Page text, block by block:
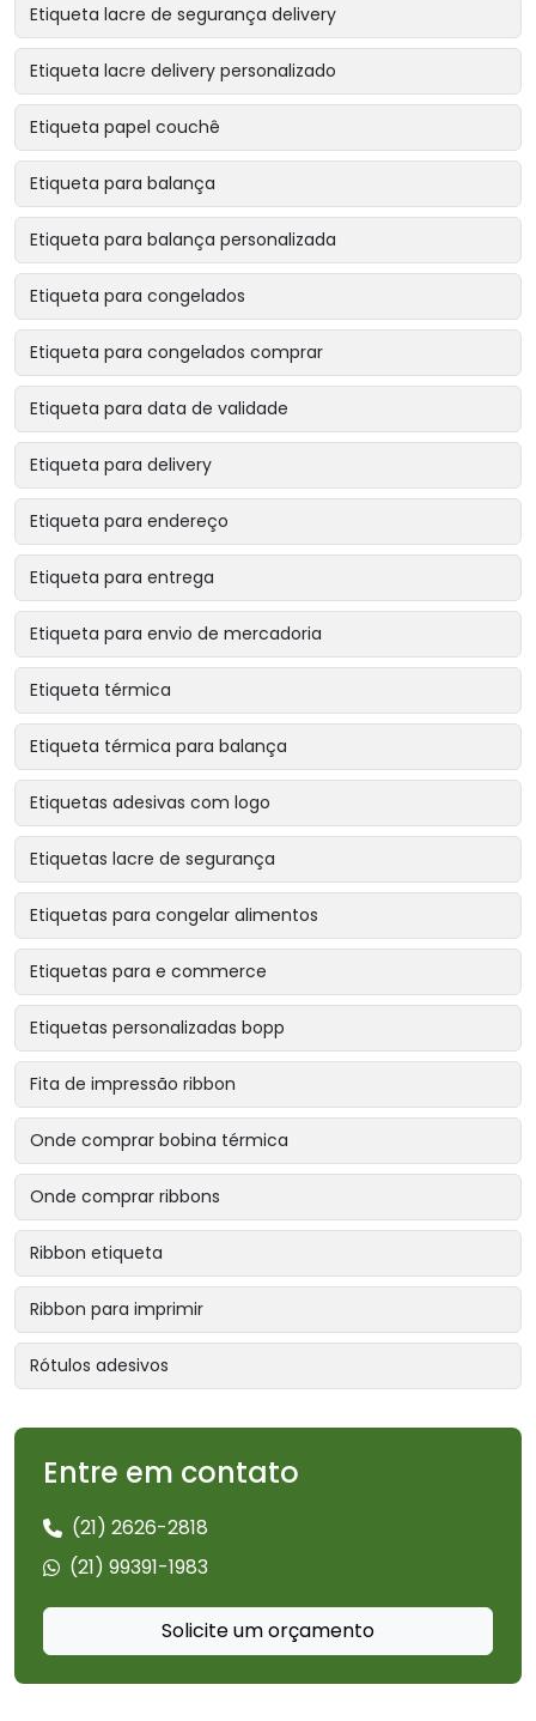
Etiqueta lacre de segurança delivery
Etiqueta lacre delivery personalizado
Etiqueta papel couchê
Etiqueta para balança
Etiqueta para balança personalizada
Etiqueta para congelados
Etiqueta para congelados comprar
Etiqueta para data de validade
Etiqueta para delivery
Etiqueta para endereço
Etiqueta para entrega
Etiqueta para envio de mercadoria
Etiqueta térmica
Etiqueta térmica para balança
Etiquetas adesivas com logo
Etiquetas lacre de segurança
Etiquetas para congelar alimentos
Etiquetas para e commerce
Etiquetas personalizadas bopp
Fita de impressão ribbon
Onde comprar bobina térmica
Onde comprar ribbons
Ribbon etiqueta
Ribbon para imprimir
Rótulos adesivos
Entre em contato
(21) 2626-2818
(21) 99391-1983
Solicite um orçamento